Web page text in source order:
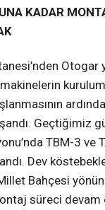
KADAR
Otogar
Geçtiğimiz
TBM-3 ve
Dev
Bahçesi
süreci devam